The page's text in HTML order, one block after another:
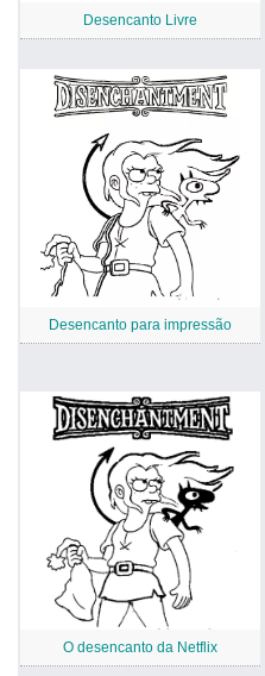
Desencanto Livre
Desencanto para impressão
O desencanto da Netflix